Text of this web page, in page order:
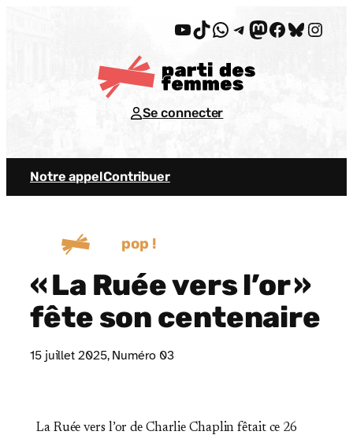
YouTube
TikTok
WhatsApp
Telegram
Mastodon
Facebook
Bluesky
Se connecter
Notre appelContribuer
pop !
« La Ruée vers l’or »
fête son centenaire
15 juillet 2025, Numéro 03
La Ruée vers l’or de Charlie Chaplin fêtait ce 26